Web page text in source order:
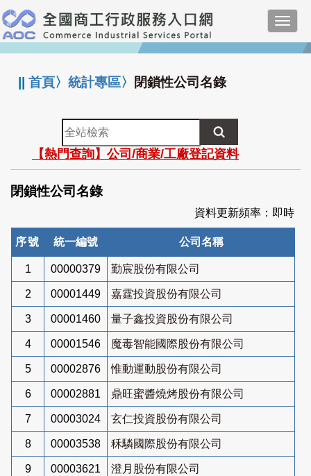
跳
到
主
要
:::
||首頁〉統計專區〉 閉鎖性公司名錄
全
站
檢
索
【熱門查詢】公司/商業/工廠登記資料
閉鎖性公司名錄
資料更新頻率：即時
序號 統一編號 公司名稱
1 00000379 勤宸股份有限公司
2 00001449 嘉霆投資股份有限公司
3 00001460 量子鑫投資股份有限公司
4 00001546 魔毒智能國際股份有限公司
5 00002876 惟動運動股份有限公司
6 00002881 鼎旺蜜醬燒烤股份有限公司
7 00003024 玄仁投資股份有限公司
8 00003538 秝驎國際股份有限公司
9 00003621 澄月股份有限公司